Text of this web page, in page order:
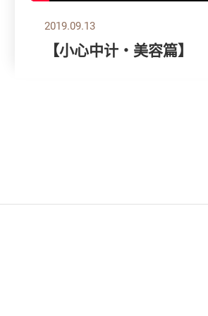
2019.09.13
【小心中计‧美容篇】